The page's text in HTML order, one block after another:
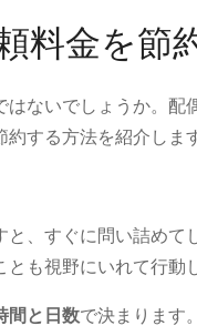
料金を節
ないでしょうか。
する方法を紹介します
、すぐに問い詰め
とも視野にいれて行動
間と日数で決まります